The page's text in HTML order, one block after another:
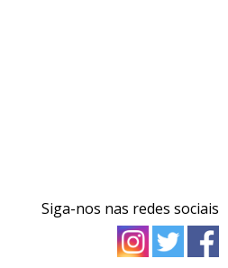
Siga-nos nas redes sociais